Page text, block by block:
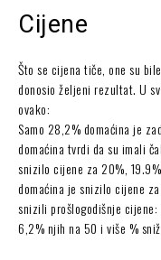
Cijene
Što se cijena tiče, one su
donosio željeni rezultat. U
ovako:
Samo 28,2% domaćina je
domaćina tvrdi da su imali
snizilo cijene za 20%,
domaćina je snizilo cijene
snizili prošlogodišnje cijene:
6,2% njih na 50 i više %